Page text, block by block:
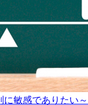
敏感でありたい～